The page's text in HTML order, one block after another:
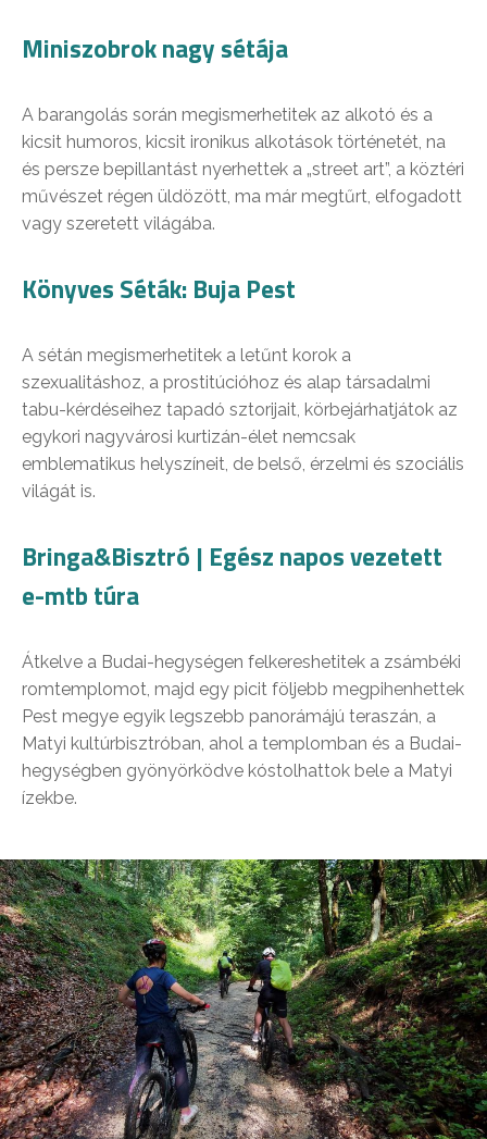
Miniszobrok nagy sétája
A barangolás során megismerhetitek az alkotó és a
kicsit humoros, kicsit ironikus alkotások történetét, na
és persze bepillantást nyerhettek a „street art”, a köztéri
művészet régen üldözött, ma már megtűrt, elfogadott
vagy szeretett világába.
Könyves Séták: Buja Pest
A sétán megismerhetitek a letűnt korok a
szexualitáshoz, a prostitúcióhoz és alap társadalmi
tabu-kérdéseihez tapadó sztorijait, körbejárhatjátok az
egykori nagyvárosi kurtizán-élet nemcsak
emblematikus helyszíneit, de belső, érzelmi és szociális
világát is.
Bringa&Bisztró | Egész napos vezetett
e-mtb túra
Átkelve a Budai-hegységen felkereshetitek a zsámbéki
romtemplomot, majd egy picit följebb megpihenhettek
Pest megye egyik legszebb panorámájú teraszán, a
Matyi kultúrbisztróban, ahol a templomban és a Budai-
hegységben gyönyörködve kóstolhattok bele a Matyi
ízekbe.